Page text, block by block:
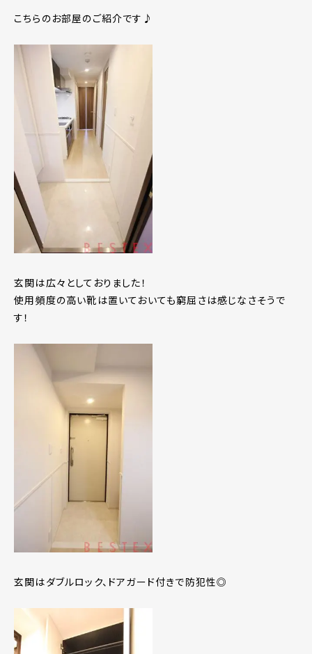
こちらのお部屋のご紹介です♪
玄関は広々としておりました！
使用頻度の高い靴は置いておいても窮屈さは感じなさそうで
す！
玄関はダブルロック、ドアガード付きで防犯性◎